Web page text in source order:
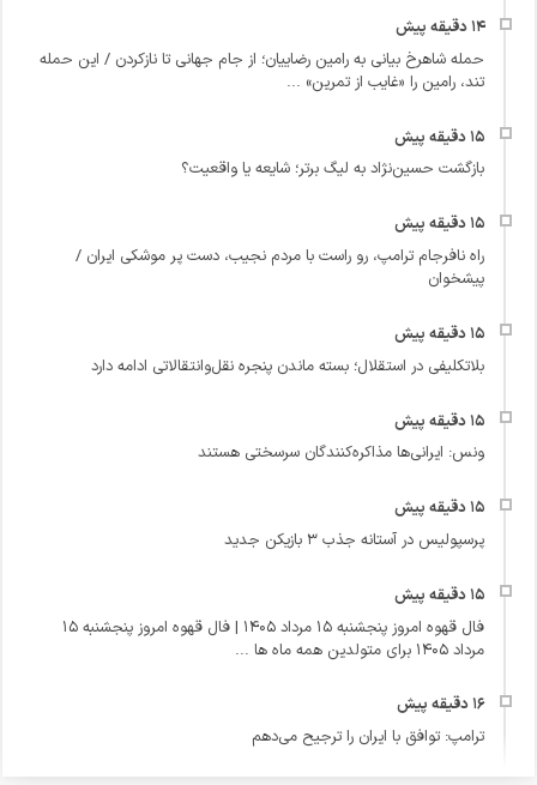
حمله شاهرخ بیانی به رامین رضاییان؛ از جام جهانی تا نازکردن / این حمله
تند، رامین را «غایب از تمرین» ...
بازگشت حسین‌نژاد به لیگ برتر؛ شایعه یا واقعیت؟
راه نافرجام ترامپ، رو راست با مردم نجیب، دست پر موشکی ایران /
پیشخوان
بلاتکلیفی در استقلال؛ بسته ماندن پنجره نقل‌وانتقالاتی ادامه دارد
ونس: ایرانی‌ها مذاکره‌کنندگان سرسختی هستند
پرسپولیس در آستانه جذب ۳ بازیکن جدید
فال قهوه امروز پنجشنبه 15 مرداد 1405 | فال قهوه امروز پنجشنبه 15
مرداد 1405 برای متولدین همه ماه ها ...
ترامپ: توافق با ایران را ترجیح می‌دهم